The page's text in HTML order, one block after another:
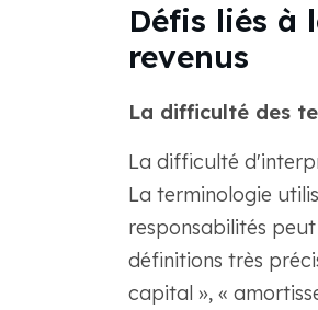
Défis liés à
revenus
La difficulté des
La difficulté
La terminologie
responsabilités
définitions très
capital », «